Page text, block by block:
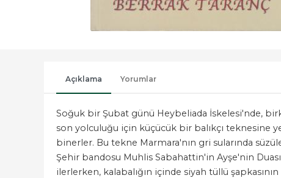
Açıklama Yorumlar
Soğuk bir Şubat günü Heybeliada İskelesi'nde,
son yolculuğu için küçücük bir balıkçı teknesine
binerler. Bu tekne Marmara'nın gri sularında
Şehir bandosu Muhlis Sabahattin'in Ayşe'nin
ilerlerken, kalabalığın içinde siyah tüllü